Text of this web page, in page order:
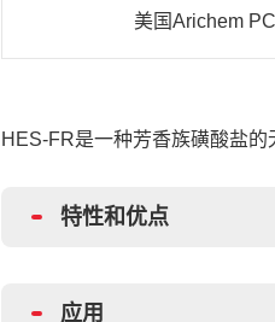
美国Arichem
HES-FR是一种芳香族磺酸盐的
特性和优点
应用